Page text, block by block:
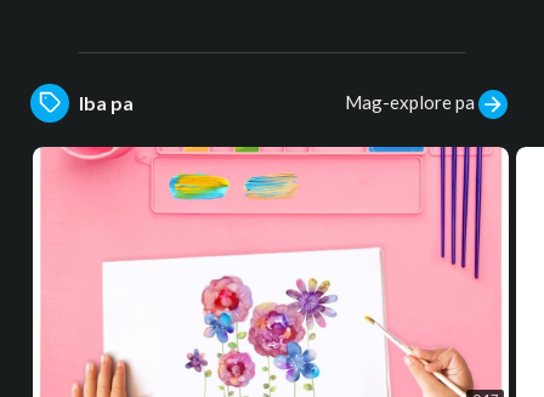
Iba pa Mag-explore pa